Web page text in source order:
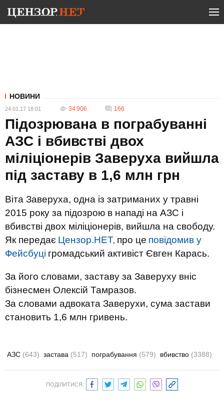
НОВИНИ
24.01.17 18:01 34 906 166
Підозрювана в пограбуванні
АЗС і вбивстві двох
міліціонерів Заверуха вийшла
під заставу в 1,6 млн грн
Віта Заверуха, одна із затриманих у травні
2015 року за підозрою в нападі на АЗС і
вбивстві двох міліціонерів, вийшла на свободу.
Як передає Цензор.НЕТ, про це повідомив у
Фейсбуці громадський активіст Євген Карась.
За його словами, заставу за Заверуху вніс
бізнесмен Олексій Тамразов.
За словами адвоката Заверухи, сума застави
становить 1,6 млн гривень.
АЗС (643) застава (517) пограбування (579) вбивство (3388)
ПОДІЛИТИСЯ: